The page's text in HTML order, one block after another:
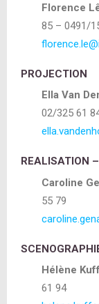
Florence
85 – 0491/
PROJECTION
Ella Van
02/325 61
REALISATION
Caroline
55 79
Hélène
61 94